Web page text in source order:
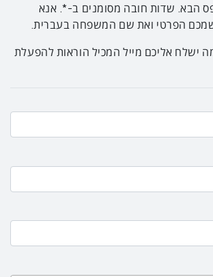
הבא. שדות חובה מסומנים ב-*. אנא
הפרטי ואת שם המשפחה בעברית.
ישלח אליכם מייל המכיל הוראות להפעלת